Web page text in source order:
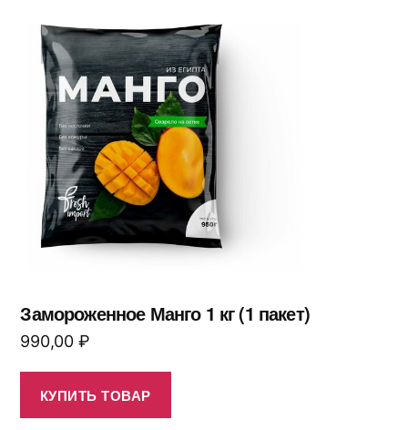
Замороженное Манго 1 кг (1 пакет)
990,00 ₽
КУПИТЬ ТОВАР